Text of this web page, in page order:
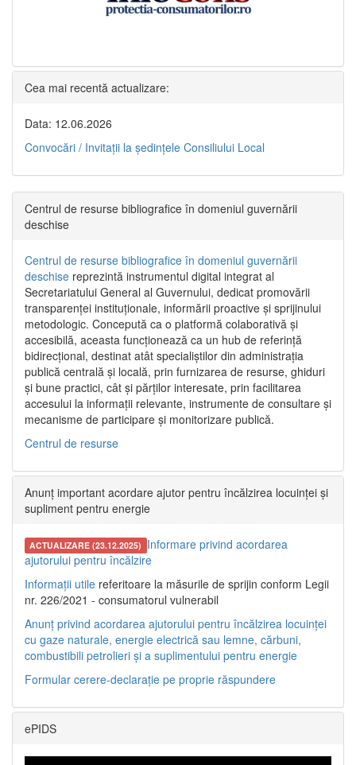
Cea mai recentă actualizare:
Data: 12.06.2026
Convocări / Invitaţii la şedinţele Consiliului Local
Centrul de resurse bibliografice în domeniul guvernării
deschise
Centrul de resurse bibliografice în domeniul guvernării
deschise reprezintă instrumentul digital integrat al
Secretariatului General al Guvernului, dedicat promovării
transparenței instituționale, informării proactive și sprijinului
metodologic. Concepută ca o platformă colaborativă și
accesibilă, aceasta funcționează ca un hub de referință
bidirecțional, destinat atât specialiștilor din administrația
publică centrală și locală, prin furnizarea de resurse, ghiduri
și bune practici, cât și părților interesate, prin facilitarea
accesului la informații relevante, instrumente de consultare și
mecanisme de participare și monitorizare publică.
Centrul de resurse
Anunț important acordare ajutor pentru încălzirea locuinței și
supliment pentru energie
ACTUALIZARE (23.12.2025) Informare privind acordarea
ajutorului pentru încălzire
Informații utile referitoare la măsurile de sprijin conform Legii
nr. 226/2021 - consumatorul vulnerabil
Anunț privind acordarea ajutorului pentru încălzirea locuinței
cu gaze naturale, energie electrică sau lemne, cărbuni,
combustibili petrolieri și a suplimentului pentru energie
Formular cerere-declarație pe proprie răspundere
ePIDS